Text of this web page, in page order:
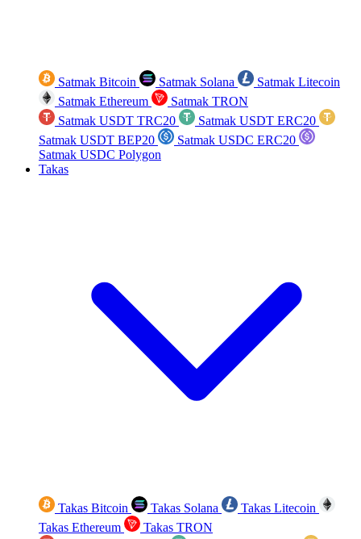
Satmak Bitcoin Satmak Solana
Satmak Litecoin
Satmak Ethereum
Satmak TRON
Satmak USDT TRC20
Satmak USDT ERC20
Satmak USDT BEP20
Satmak USDC ERC20
Satmak USDC Polygon
Takas
Takas Bitcoin Takas Solana
Takas Litecoin
Takas Ethereum
Takas TRON